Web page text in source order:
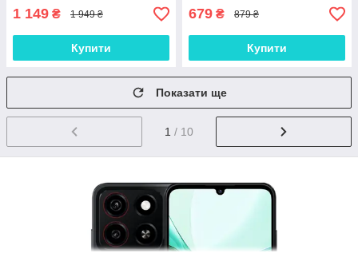
1 149 ₴ 1 949 ₴
Купити
679 ₴ 879 ₴
Купити
Показати ще
1 / 10